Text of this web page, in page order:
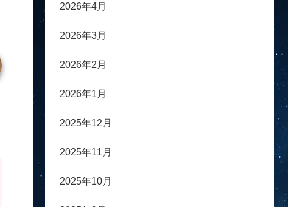
2026年4月
2026年3月
2026年2月
2026年1月
2025年12月
2025年11月
2025年10月